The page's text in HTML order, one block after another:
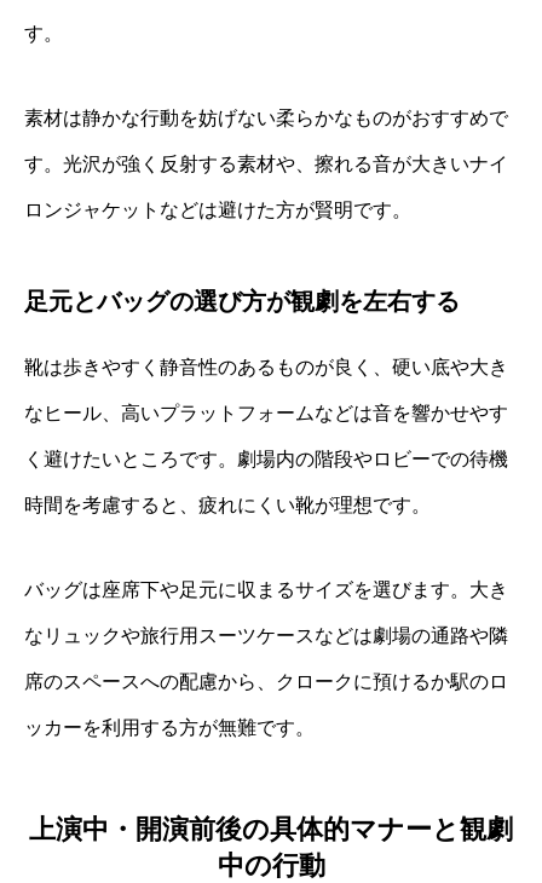
す。
素材は静かな行動を妨げない柔らかなものがおすすめで
す。光沢が強く反射する素材や、擦れる音が大きいナイ
ロンジャケットなどは避けた方が賢明です。
足元とバッグの選び方が観劇を左右する
靴は歩きやすく静音性のあるものが良く、硬い底や大き
なヒール、高いプラットフォームなどは音を響かせやす
く避けたいところです。劇場内の階段やロビーでの待機
時間を考慮すると、疲れにくい靴が理想です。
バッグは座席下や足元に収まるサイズを選びます。大き
なリュックや旅行用スーツケースなどは劇場の通路や隣
席のスペースへの配慮から、クロークに預けるか駅のロ
ッカーを利用する方が無難です。
上演中・開演前後の具体的マナーと観劇
中の行動